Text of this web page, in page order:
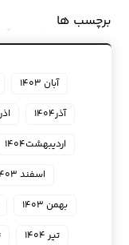
برچسب ها
آبان ۱۴۰۳
آذر۱۴۰۴
اذر۱۴۰۴
اردیبهشت۱۴۰۴
اسفند ۱۴۰۳
بهمن ۱۴۰۳
تیر ۱۴۰۴